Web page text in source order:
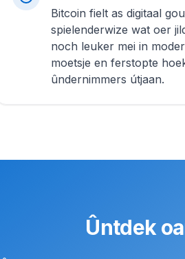
Bitcoin fielt as digitaal
spielenderwize wat oer
noch leuker mei in
moetsje en ferstopte
ûndernimmers útjaan.
Ûntdek